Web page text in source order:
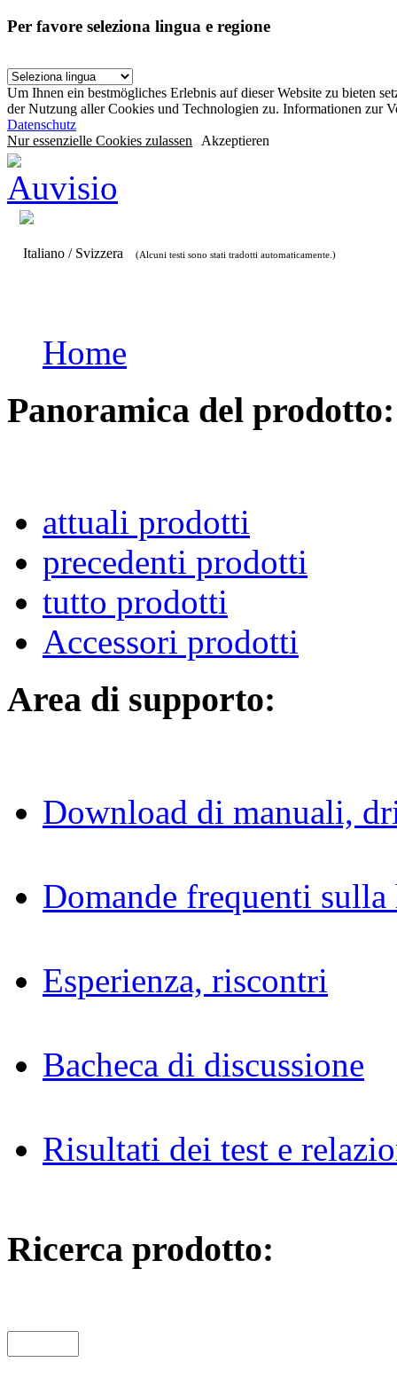
Per favore seleziona lingua e regione
Um Ihnen ein bestmögliches Erlebnis auf dieser Website zu bieten
der Nutzung aller Cookies und Technologien zu. Informationen zur
Datenschutz
Nur essenzielle Cookies zulassen Akzeptieren
Italiano / Svizzera (Alcuni testi sono stati tradotti automaticamente.)
Home
Panoramica del prodotto:
attuali prodotti
precedenti prodotti
tutto prodotti
Accessori prodotti
Area di supporto:
Download di manuali,
Domande frequenti
Esperienza, riscontri
Bacheca di discussione
Risultati dei test e
Ricerca prodotto: